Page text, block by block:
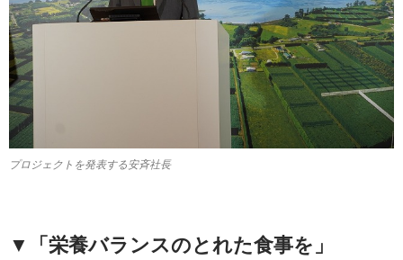
プロジェクトを発表する安斉社長
▼「栄養バランスのとれた食事を」